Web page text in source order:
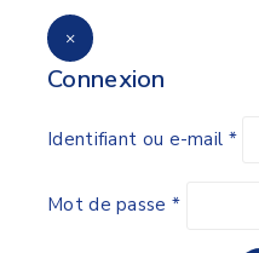
×
Connexion
Identifiant ou e-mail *
Mot de passe *